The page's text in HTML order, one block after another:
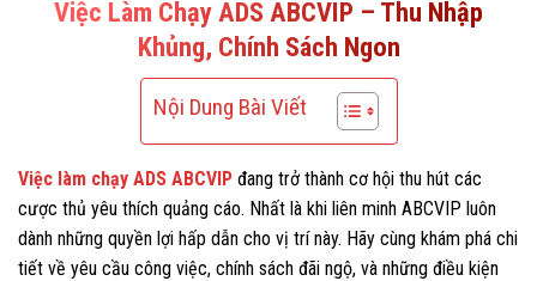
Việc Làm Chạy ADS ABCVIP – Thu Nhập
Khủng, Chính Sách Ngon
Nội Dung Bài Viết
Việc làm chạy ADS ABCVIP đang trở thành cơ hội thu hút các
cược thủ yêu thích quảng cáo. Nhất là khi liên minh ABCVIP luôn
dành những quyền lợi hấp dẫn cho vị trí này. Hãy cùng khám phá chi
tiết về yêu cầu công việc, chính sách đãi ngộ, và những điều kiện